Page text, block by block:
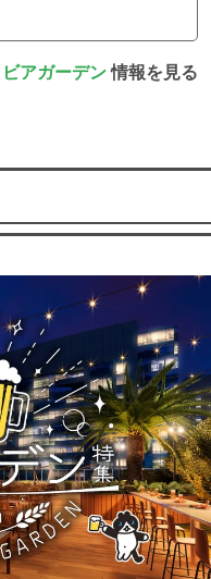
ビアガーデン情報を見る